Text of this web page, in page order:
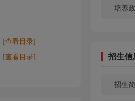
[查看目录]
[查看目录]
培养
招生信
招生